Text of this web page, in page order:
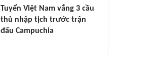
Tuyển Việt Nam vắng 3 cầu
thủ nhập tịch trước trận
đấu Campuchia